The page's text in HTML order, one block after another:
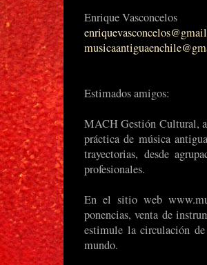
Enrique Vasconcelos
Estimados amigos:
MACH Gestión Cultural,
práctica de música
trayectorias, desde
profesionales.
En el sitio web
ponencias, venta de
estimule la circulación
mundo.